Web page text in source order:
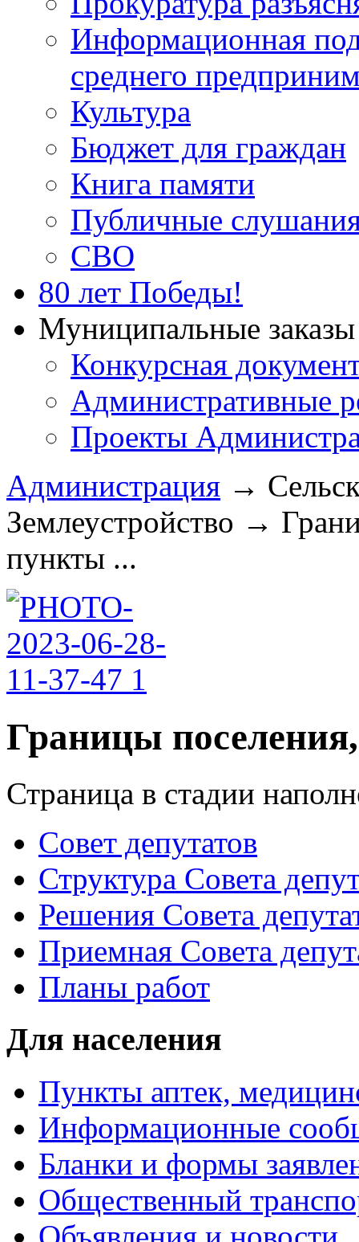
Информационная
среднего
Культура
Бюджет для граждан
Книга памяти
Публичные
СВО
80 лет Победы!
Муниципальные
Конкурсная
Административные
Проекты
Администрация →
Землеустройство →
пункты ...
Границы
Страница в стадии
Совет депутатов
Структура Совета
Решения Совета
Приемная Совета
Планы работ
Для населения
Пункты аптек,
Информационные
Бланки и формы
Общественный